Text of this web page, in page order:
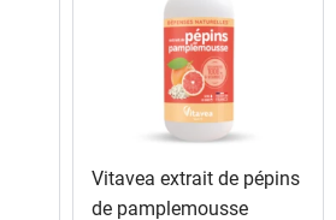
Vitavea extrait de pépins
de pamplemousse